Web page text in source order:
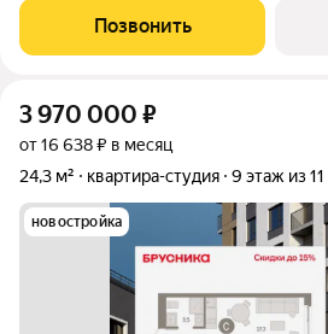
кв.м. Высота потолков 2.7 м. Квартира
двумя спальнями
Позвонить
3 970 000 ₽
от 16 638 ₽ в месяц
24,3 м²
квартира-студия 9 этаж из 11
новостройка